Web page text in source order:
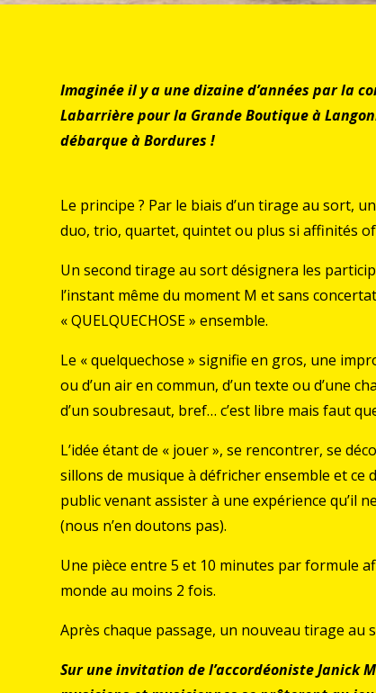
Imaginée il y a une dizaine d’années par la
Labarrière pour la Grande Boutique à
débarque à Bordures !
Le principe ? Par le biais d’un tirage au sort,
duo, trio, quartet, quintet ou plus si affinités
Un second tirage au sort désignera les
l’instant même du moment M et sans
« QUELQUECHOSE » ensemble.
Le « quelquechose » signifie en gros, une
ou d’un air en commun, d’un texte ou d’une
d’un soubresaut, bref… c’est libre mais faut
L’idée étant de « jouer », se rencontrer, se
sillons de musique à défricher ensemble et ce
public venant assister à une expérience qu’il
(nous n’en doutons pas).
Une pièce entre 5 et 10 minutes par formule
monde au moins 2 fois.
Après chaque passage, un nouveau tirage au
Sur une invitation de l’accordéoniste Janick